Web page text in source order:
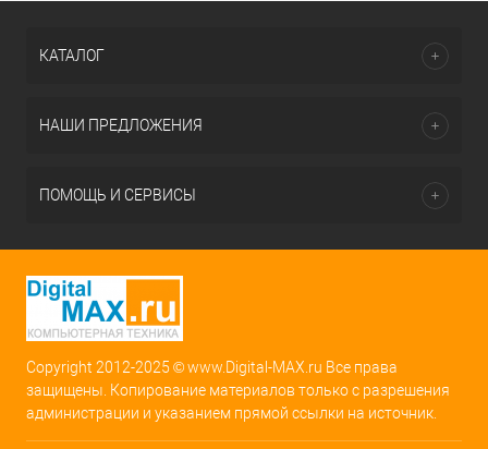
КАТАЛОГ
НАШИ ПРЕДЛОЖЕНИЯ
ПОМОЩЬ И СЕРВИСЫ
Copyright 2012-2025 © www.Digital-MAX.ru Все права
защищены. Копирование материалов только с разрешения
администрации и указанием прямой ссылки на источник.